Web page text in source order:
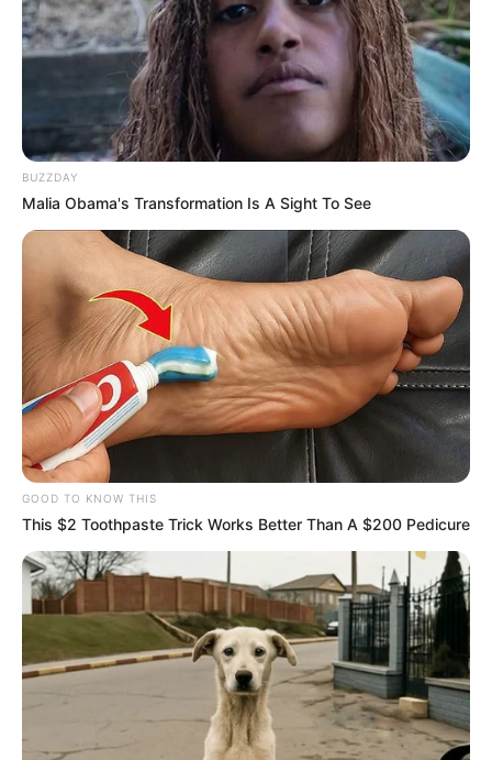
BUZZDAY
Malia Obama's Transformation Is A Sight To See
GOOD TO KNOW THIS
This $2 Toothpaste Trick Works Better Than A $200 Pedicure